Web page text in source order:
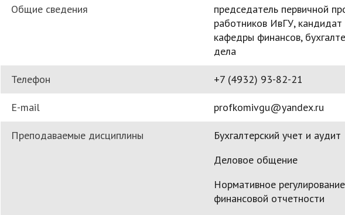
Общие сведения
председатель первичной
работников ИвГУ,
кафедры финансов,
дела
Телефон +7 (4932) 93-82-21
E-mail profkomivgu@yandex.ru
Преподаваемые дисциплины
Бухгалтерский учет и аудит
Деловое общение
Нормативное
финансовой отчетности